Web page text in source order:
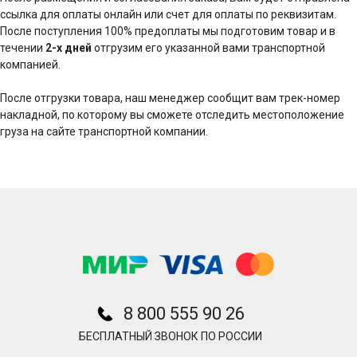
ссылка для оплаты онлайн или счет для оплаты по реквизитам.
После поступления 100% предоплаты мы подготовим товар и в
течении 2-х дней отгрузим его указанной вами транспортной
компанией.
После отгрузки товара, наш менеджер сообщит вам трек-номер
накладной, по которому вы сможете отследить местоположение
груза на сайте транспортной компании.
8 800 555 90 26
БЕСПЛАТНЫЙ ЗВОНОК ПО РОССИИ